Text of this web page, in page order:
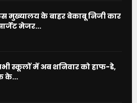
मुख्यालय के बाहर बेकाबू निजी कार
मेजर...
स्कूलों में अब शनिवार को हाफ-डे,
के...